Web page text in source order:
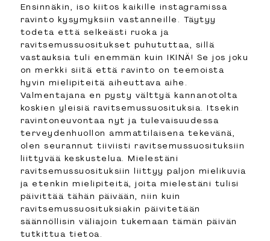
Ensinnäkin, iso kiitos kaikille instagramissa
ravinto kysymyksiin vastanneille. Täytyy
todeta että selkeästi ruoka ja
ravitsemussuositukset puhututtaa, sillä
vastauksia tuli enemmän kuin IKINÄ! Se jos joku
on merkki siitä että ravinto on teemoista
hyvin mielipiteitä aiheuttava aihe.
Valmentajana en pysty välttyä kannanotolta
koskien yleisiä ravitsemussuosituksia. Itsekin
ravintoneuvontaa nyt ja tulevaisuudessa
terveydenhuollon ammattilaisena tekevänä,
olen seurannut tiiviisti ravitsemussuosituksiin
liittyvää keskustelua. Mielestäni
ravitsemussuosituksiin liittyy paljon mielikuvia
ja etenkin mielipiteitä, joita mielestäni tulisi
päivittää tähän päivään, niin kuin
ravitsemussuosituksiakin päivitetään
säännöllisin väliajoin tukemaan tämän päivän
tutkittua tietoa.